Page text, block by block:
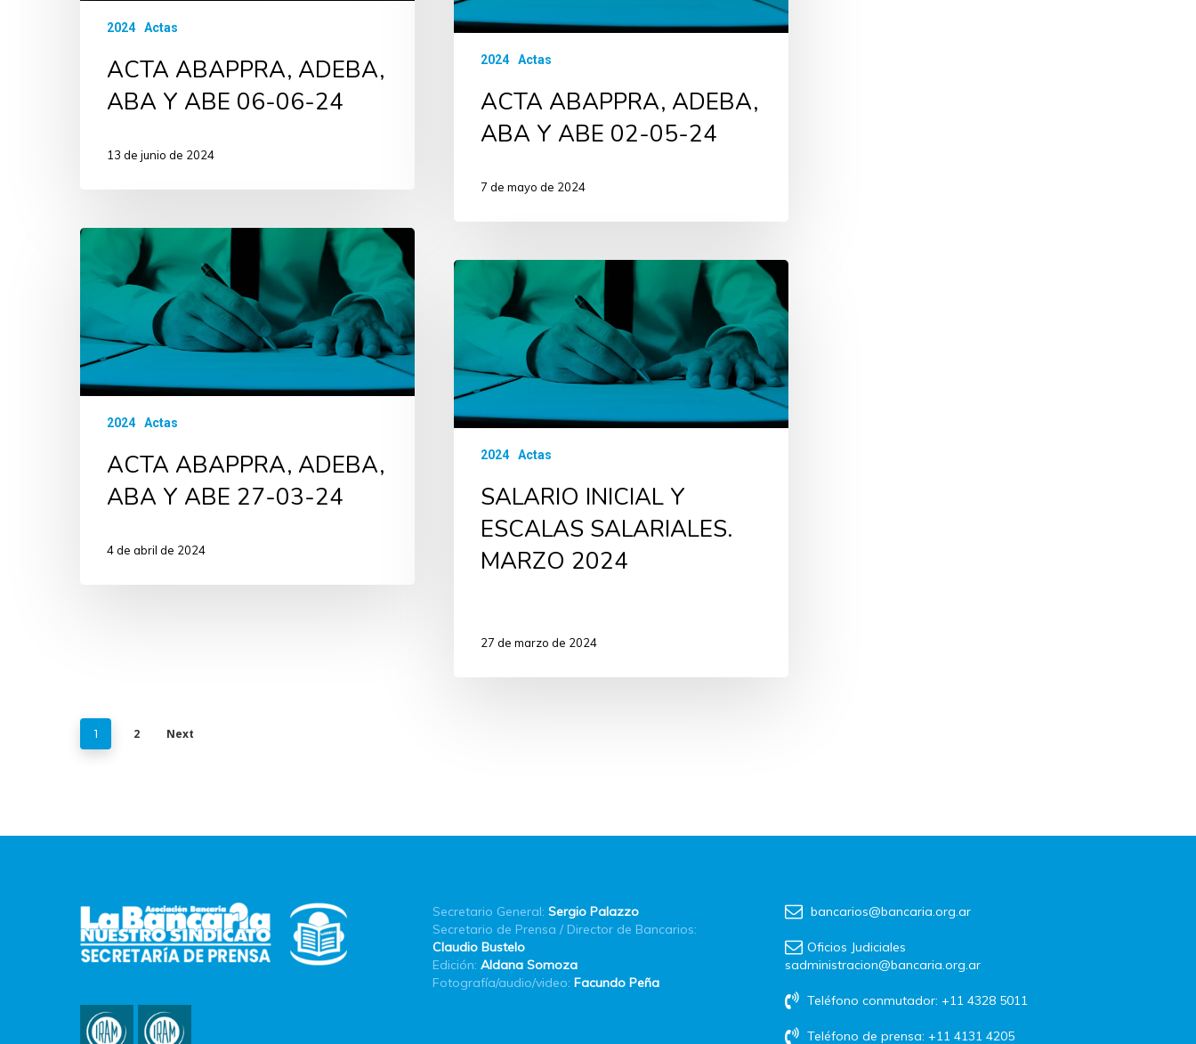
2024 Actas
ACTA ABAPPRA, ADEBA,
ABA Y ABE 06-06-24
13 de junio de 2024
2024 Actas
ACTA ABAPPRA, ADEBA,
ABA Y ABE 02-05-24
7 de mayo de 2024
2024 Actas
ACTA ABAPPRA, ADEBA,
ABA Y ABE 27-03-24
4 de abril de 2024
2024 Actas
SALARIO INICIAL Y
ESCALAS SALARIALES.
MARZO 2024
27 de marzo de 2024
1 2 Next
Secretario General: Sergio Palazzo
Secretario de Prensa / Director de Bancarios:
Claudio Bustelo
Edición: Aldana Somoza
Fotografía/audio/video: Facundo Peña
bancarios@bancaria.org.ar
Oficios Judiciales
sadministracion@bancaria.org.ar
Teléfono conmutador: +11 4328 5011
Teléfono de prensa: +11 4131 4205